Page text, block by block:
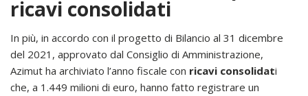
ricavi consolidati
In più, in accordo con il progetto di Bilancio al 31 dicembre
del 2021, approvato dal Consiglio di Amministrazione,
Azimut ha archiviato l’anno fiscale con ricavi consolidati
che, a 1.449 milioni di euro, hanno fatto registrare un